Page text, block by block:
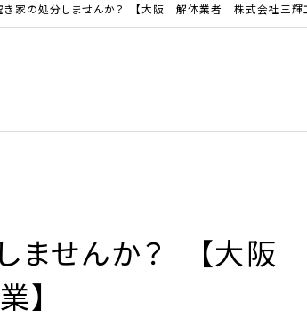
き家の処分しませんか？ 【大阪 解体業者 株式会社三輝
ませんか？ 【大
】